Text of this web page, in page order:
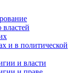
властей
и в политической
и власти